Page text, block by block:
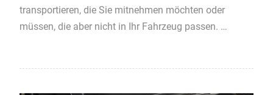
transportieren, die Sie mitnehmen möchten oder
müssen, die aber nicht in Ihr Fahrzeug passen. …